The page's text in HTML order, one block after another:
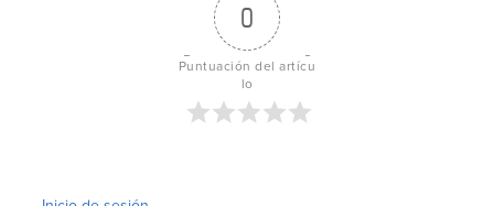
0
Puntuación del artícu
lo